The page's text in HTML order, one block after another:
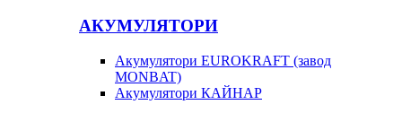
АКУМУЛЯТОРИ
Акумулятори EUROKRAFT (завод
MONBAT)
Акумулятори КАЙНАР